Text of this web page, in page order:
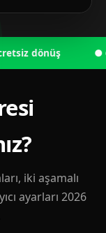
dönüş ●
iki aşamalı
ayarları 2026